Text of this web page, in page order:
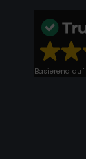
Basierend auf